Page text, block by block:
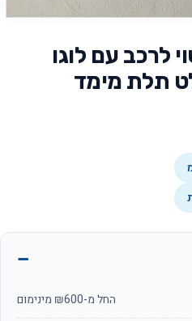
לרכב עם לוגו
תלת מימד
החל מ-₪600 מינימום